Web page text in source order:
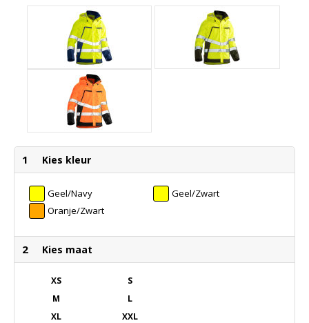
1 Kies kleur
Geel/Navy
Geel/Zwart
Oranje/Zwart
2 Kies maat
XS
S
M
L
XL
XXL